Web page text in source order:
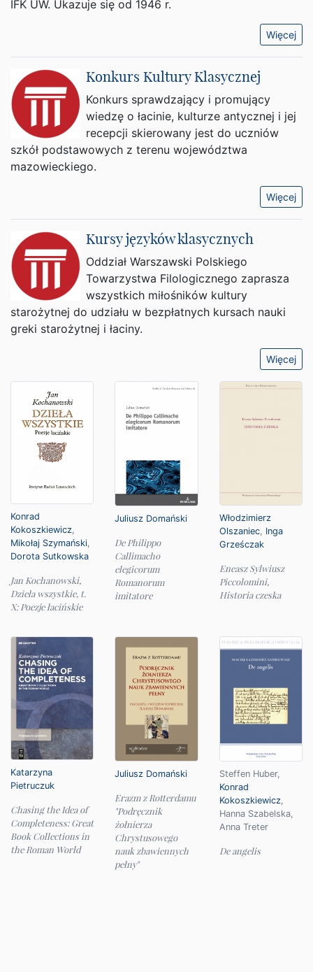
Konrad
Kokoszkiewicz,
Mikołaj Szymański,
Dorota Sutkowska
Jan Kochanowski,
Dzieła wszystkie, t.
X: Poezje łacińskie
Juliusz Domański
De Philippo
Callimacho
elegicorum
Romanorum
imitatore
Włodzimierz
Olszaniec, Inga
Grześczak
Eneasz Sylwiusz
Piccolomini,
Historia czeska
Katarzyna
Pietruczuk
Chasing the Idea of
Completeness: Great
Book Collections in
the Roman World
Juliusz Domański
Erazm z Rotterdamu
"Podręcznik
żołnierza
Chrystusowego
nauk zbawiennych
pełny"
Steffen Huber,
Konrad
Kokoszkiewicz,
Hanna Szabelska,
Anna Treter
De angelis
IFK UW. Ukazuje się od 1946 r.
Więcej
Konkurs Kultury Klasycznej
Konkurs sprawdzający i promujący
wiedzę o łacinie, kulturze antycznej i jej
recepcji skierowany jest do uczniów
szkół podstawowych z terenu województwa
mazowieckiego.
Więcej
Kursy języków klasycznych
Oddział Warszawski Polskiego
Towarzystwa Filologicznego zaprasza
wszystkich miłośników kultury
starożytnej do udziału w bezpłatnych kursach nauki
greki starożytnej i łaciny.
Więcej